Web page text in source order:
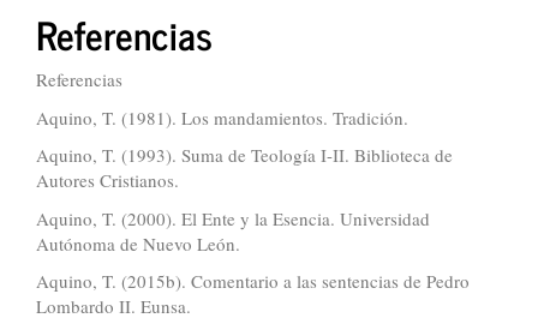
Referencias
Referencias
Aquino, T. (1981). Los mandamientos. Tradición.
Aquino, T. (1993). Suma de Teología I-II. Biblioteca de
Autores Cristianos.
Aquino, T. (2000). El Ente y la Esencia. Universidad
Autónoma de Nuevo León.
Aquino, T. (2015b). Comentario a las sentencias de Pedro
Lombardo II. Eunsa.